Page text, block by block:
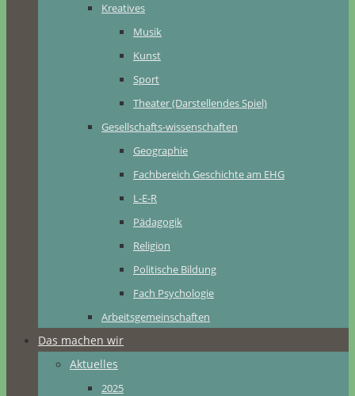
Kreatives
Musik
Kunst
Sport
Theater (Darstellendes Spiel)
Gesellschafts-wissenschaften
Geographie
Fachbereich Geschichte am EHG
L-E-R
Pädagogik
Religion
Politische Bildung
Fach Psychologie
Arbeitsgemeinschaften
Das machen wir
Aktuelles
2025